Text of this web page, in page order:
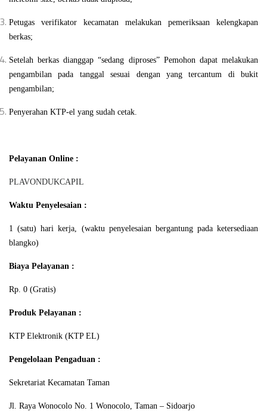
Petugas verifikator kecamatan melakukan pemeriksaan kelengkapan
berkas;
Setelah berkas dianggap “sedang diproses” Pemohon dapat melakukan
pengambilan pada tanggal sesuai dengan yang tercantum di bukit
pengambilan;
Penyerahan KTP-el yang sudah cetak.
Pelayanan Online :
PLAVONDUKCAPIL
Waktu Penyelesaian :
1 (satu) hari kerja, (waktu penyelesaian bergantung pada ketersediaan
blangko)
Biaya Pelayanan :
Rp. 0 (Gratis)
Produk Pelayanan :
KTP Elektronik (KTP EL)
Pengelolaan Pengaduan :
Sekretariat Kecamatan Taman
Jl. Raya Wonocolo No. 1 Wonocolo, Taman – Sidoarjo